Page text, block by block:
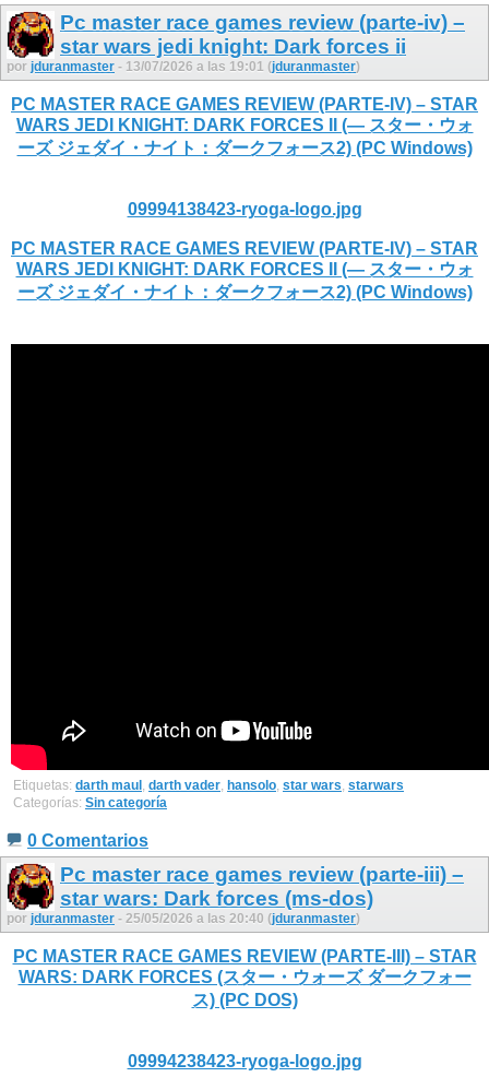
Pc master race games review (parte-iv) –
star wars jedi knight: Dark forces ii
por jduranmaster - 13/07/2026 a las 19:01 (jduranmaster)
PC MASTER RACE GAMES REVIEW (PARTE-IV) – STAR
WARS JEDI KNIGHT: DARK FORCES II (— スター・ウォ
ーズ ジェダイ・ナイト：ダークフォース2) (PC Windows)
09994138423-ryoga-logo.jpg
PC MASTER RACE GAMES REVIEW (PARTE-IV) – STAR
WARS JEDI KNIGHT: DARK FORCES II (— スター・ウォ
ーズ ジェダイ・ナイト：ダークフォース2) (PC Windows)
Etiquetas: darth maul, darth vader, hansolo, star wars, starwars
Categorías: Sin categoría
0 Comentarios
Pc master race games review (parte-iii) –
star wars: Dark forces (ms-dos)
por jduranmaster - 25/05/2026 a las 20:40 (jduranmaster)
PC MASTER RACE GAMES REVIEW (PARTE-III) – STAR
WARS: DARK FORCES (スター・ウォーズ ダークフォー
ス) (PC DOS)
09994238423-ryoga-logo.jpg